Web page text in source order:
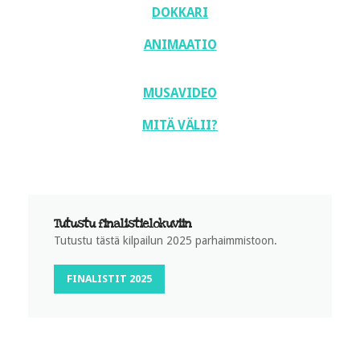
DOKKARI
ANIMAATIO
MUSAVIDEO
MITÄ VÄLII?
Tutustu finalistielokuviin
Tutustu tästä kilpailun 2025 parhaimmistoon.
FINALISTIT 2025